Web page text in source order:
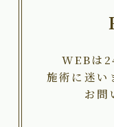
WEBは
施術に迷い
お問